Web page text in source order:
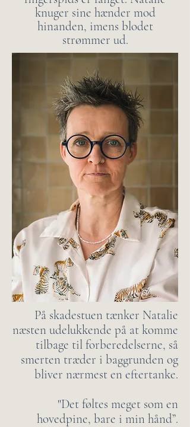
knuger sine hænder mod
hinanden, imens blodet
strømmer ud.
På skadestuen tænker Natalie
næsten udelukkende på at komme
tilbage til forberedelserne, så
smerten træder i baggrunden og
bliver nærmest en eftertanke.
"Det føltes meget som en
hovedpine, bare i min hånd”.